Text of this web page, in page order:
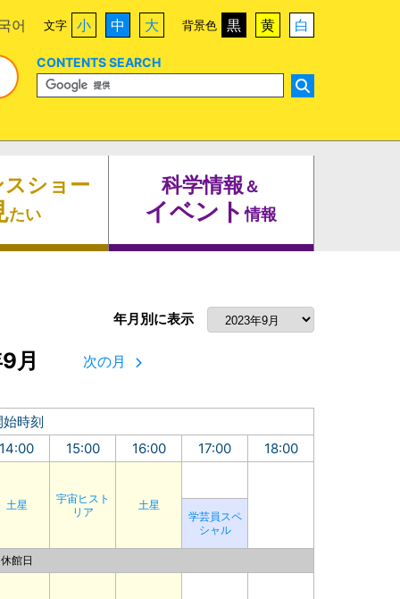
어 文字 小 中 大 背景色 黒 黄 白
CONTENTS SEARCH
ショー
たい
科学情報＆
イベント情報
年月別に表示
月 次の月
始時刻
14:00
15:00 16:00 17:00 18:00
土星
宇宙ヒスト
リア
土星
学芸員スペ
シャル
休館日